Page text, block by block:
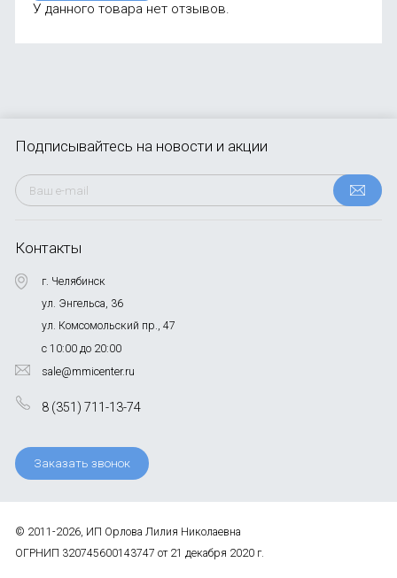
У данного товара нет отзывов.
Контакты
г. Челябинск
ул. Энгельса, 36
ул. Комсомольский пр., 47
с 10:00 до 20:00
sale@mmicenter.ru
8 (351) 711-13-74
Заказать звонок
Подписывайтесь на новости и акции
© 2011-2026, ИП Орлова Лилия Николаевна
ОГРНИП 320745600143747 от 21 декабря 2020 г.